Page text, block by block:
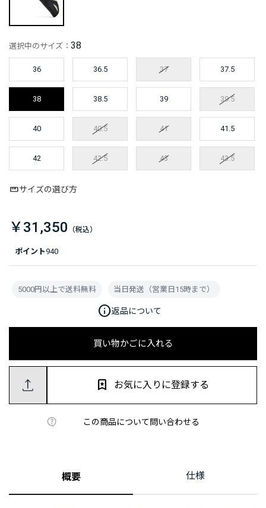
ポイント940
選択中のサイズ： 38
36 36.5 37 37.5
38 38.5 39 39.5
40 40.5 41 41.5
42 42.5 43 43.5
サイズの選び方
￥31,350
買い物かごに入れる
この商品について問い合わせる
お気に入りに登録する
5000円以上で送料無料 当日発送（営業日15時まで）
info返品について
概要 仕様